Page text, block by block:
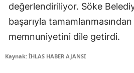
değerlendiriliyor. Söke
başarıyla tamamlanmasından
memnuniyetini dile getirdi.
Kaynak: İHLAS HABER AJANSI